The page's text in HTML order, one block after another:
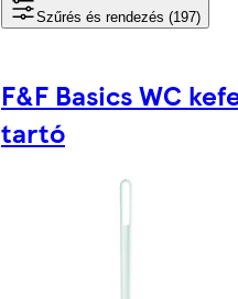
Szűrés és rendezés (197)
F&F Basics WC
tartó